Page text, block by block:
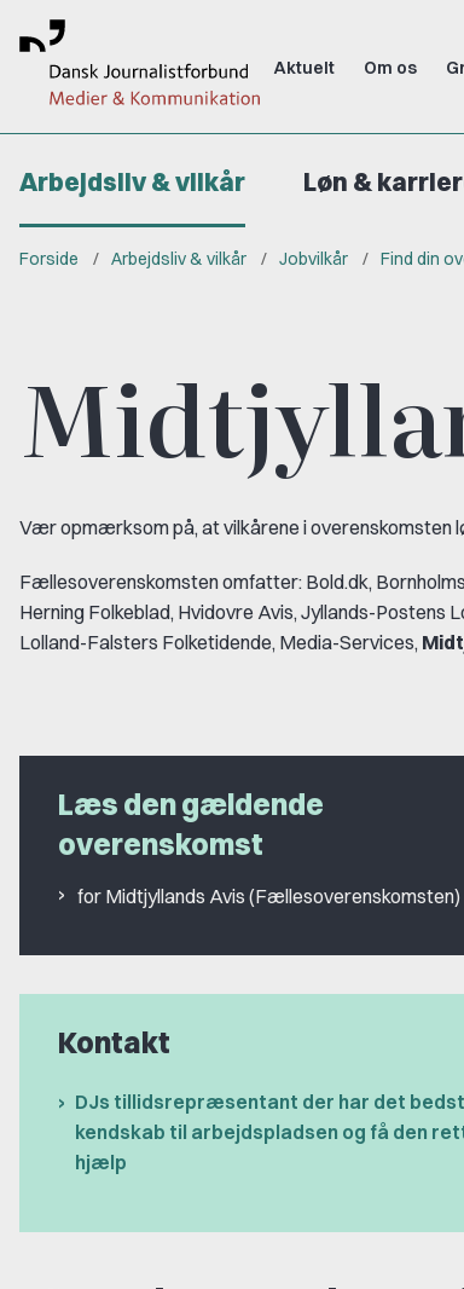
Aktuelt Om os
Arbejdsliv & vilkår Løn &
Forside Arbejdsliv & vilkår Jobvilkår Find din
Vær opmærksom på, at vilkårene i overenskomsten
Fællesoverenskomsten omfatter: Bold.dk,
Herning Folkeblad, Hvidovre Avis, Jyllands-Postens
Lolland-Falsters Folketidende, Media-Services,
Læs den gældende
overenskomst
for Midtjyllands Avis (Fællesoverenskomsten)
Kontakt
DJs tillidsrepræsentant der har det
kendskab til arbejdspladsen og få den
hjælp